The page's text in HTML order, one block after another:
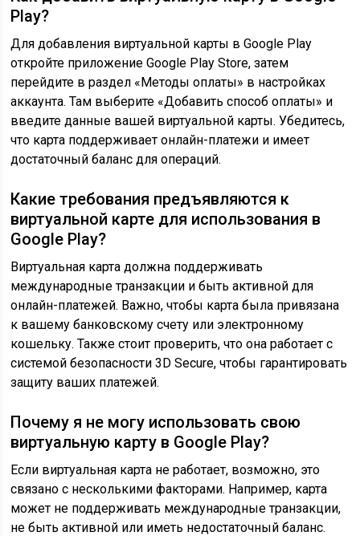
Play?
Для добавления виртуальной карты в Google Play
откройте приложение Google Play Store, затем
перейдите в раздел «Методы оплаты» в настройках
аккаунта. Там выберите «Добавить способ оплаты» и
введите данные вашей виртуальной карты. Убедитесь,
что карта поддерживает онлайн-платежи и имеет
достаточный баланс для операций.
Какие требования предъявляются к
виртуальной карте для использования в
Google Play?
Виртуальная карта должна поддерживать
международные транзакции и быть активной для
онлайн-платежей. Важно, чтобы карта была привязана
к вашему банковскому счету или электронному
кошельку. Также стоит проверить, что она работает с
системой безопасности 3D Secure, чтобы гарантировать
защиту ваших платежей.
Почему я не могу использовать свою
виртуальную карту в Google Play?
Если виртуальная карта не работает, возможно, это
связано с несколькими факторами. Например, карта
может не поддерживать международные транзакции,
не быть активной или иметь недостаточный баланс.